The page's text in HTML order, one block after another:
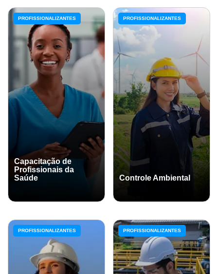
PROFISSIONALIZANTES
Capacitação de
Profissionais da
Saúde
PROFISSIONALIZANTES
Controle Ambiental
PROFISSIONALIZANTES PROFISSIONALIZANTES